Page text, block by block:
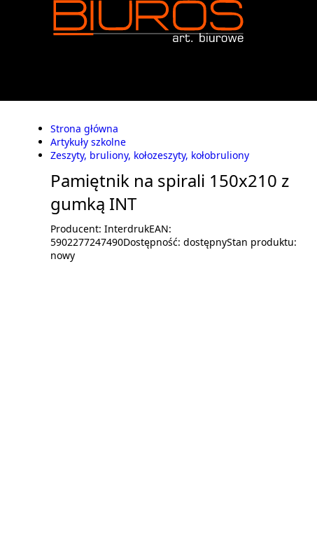
Strona główna
Artykuły szkolne
Zeszyty, bruliony, kołozeszyty, kołobruliony
Pamiętnik na spirali 150x210 z
gumką INT
Producent: InterdrukEAN:
5902277247490Dostępność: dostępnyStan produktu:
nowy